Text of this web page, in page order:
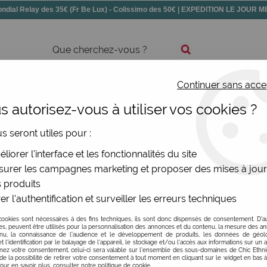
Relay des 35€ (Fr Be Lux) - Colissimo des 50€ | EXPEDITION LE JOUR
Bijoux
coupes de ses modèles, ce qui, avec les superbes
et les sourires sont de la partie ! Un vrai plaisir à
TAILLE
Continuer sans
autorisez-vous à utiliser vos cookies ?
seront utiles pour :
l'interface et les fonctionnalités du site
les campagnes marketing et proposer des mises à
produits
l'authentification et surveiller les erreurs techniques
sont nécessaires à des fins techniques, ils sont donc dispensés de consentement.
peuvent être utilisés pour la personnalisation des annonces et du contenu, la mesure des
la connaissance de l'audience et le développement de produits, les données de
l'identification par le balayage de l'appareil, le stockage et/ou l'accès aux informations sur un
votre consentement, celui-ci sera valable sur l’ensemble des sous-domaines de Chic
la possibilité de retirer votre consentement à tout moment en cliquant sur le widget en bas
en savoir plus, consulter notre politique de cookie.